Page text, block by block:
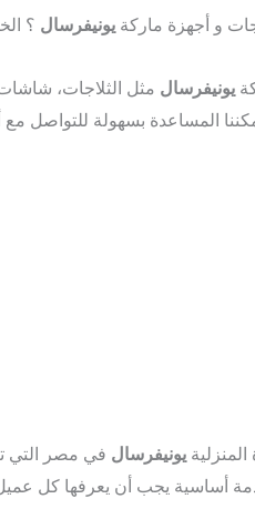
و أجهزة ماركة يونيفرسال ؟
يونيفرسال
المساعدة بسهولة للتواصل مع
المنزلية يونيفرسال في مصر التي
أساسية يجب أن يعرفها كل